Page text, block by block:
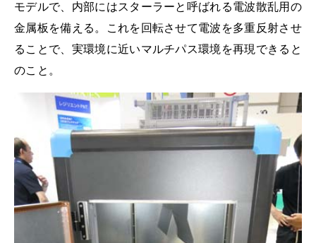
モデルで、内部にはスターラーと呼ばれる電波散乱用の
金属板を備える。これを回転させて電波を多重反射させ
ることで、実環境に近いマルチパス環境を再現できると
のこと。